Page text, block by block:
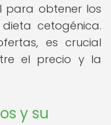
para obtener los
cetogénica.
es crucial
el precio y la
y su